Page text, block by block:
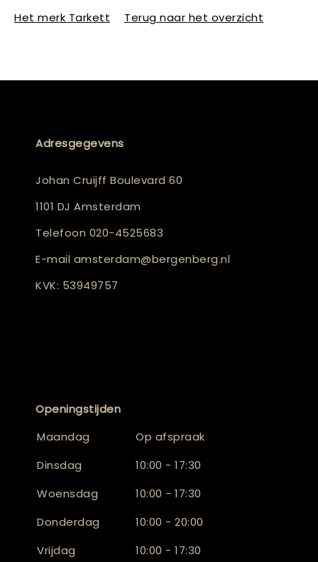
Het merk Tarkett Terug naar het overzicht
Adresgegevens
Johan Cruijff Boulevard 60
1101 DJ Amsterdam
Telefoon 020-4525683
E-mail amsterdam@bergenberg.nl
KVK: 53949757
Openingstijden
Maandag
Op afspraak
Dinsdag
10:00 - 17:30
Woensdag
10:00 - 17:30
Donderdag
10:00 - 20:00
Vrijdag
10:00 - 17:30